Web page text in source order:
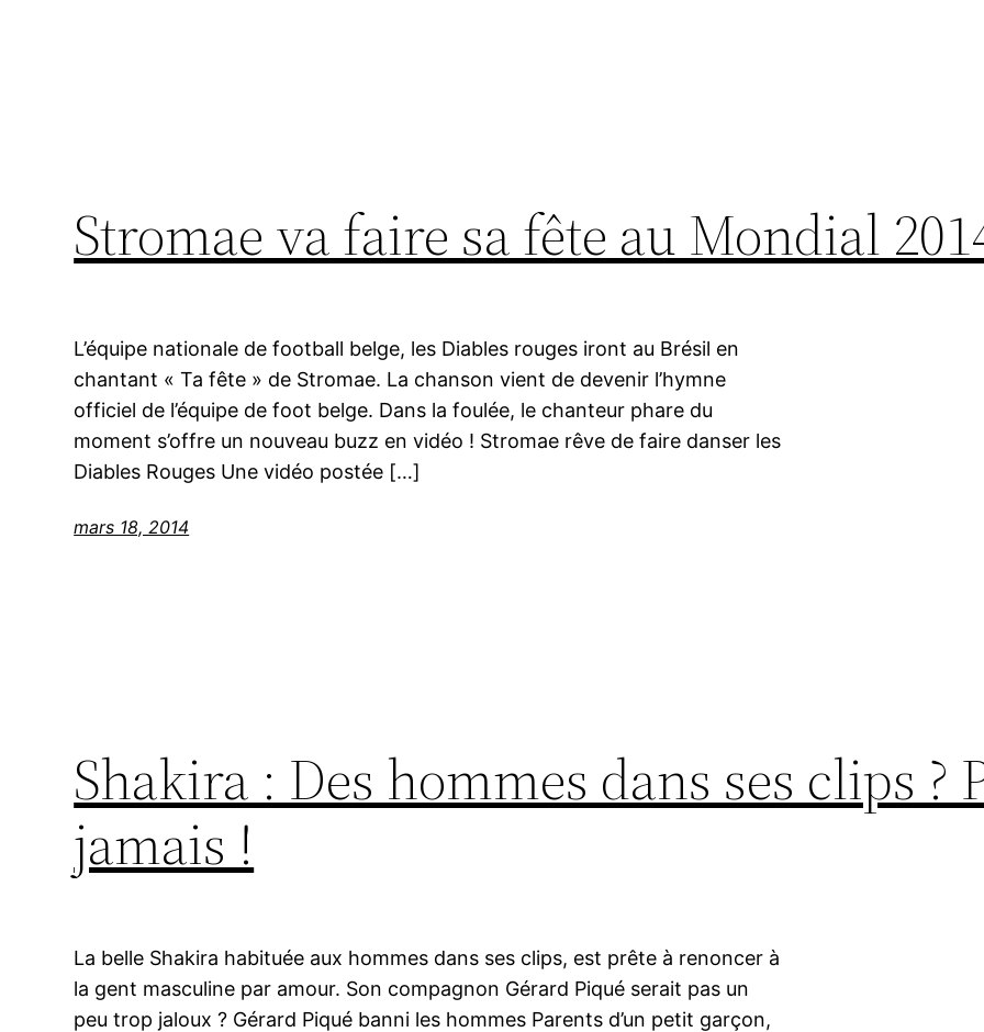
Stromae va faire sa fête au Mondial
L’équipe nationale de football belge, les Diables rouges iront au Brésil en
chantant « Ta fête » de Stromae. La chanson vient de devenir l’hymne
officiel de l’équipe de foot belge. Dans la foulée, le chanteur phare du
moment s’offre un nouveau buzz en vidéo ! Stromae rêve de faire danser les
Diables Rouges Une vidéo postée […]
mars 18, 2014
Shakira : Des hommes dans ses clips ?
jamais !
La belle Shakira habituée aux hommes dans ses clips, est prête à renoncer à
la gent masculine par amour. Son compagnon Gérard Piqué serait pas un
peu trop jaloux ? Gérard Piqué banni les hommes Parents d’un petit garçon,